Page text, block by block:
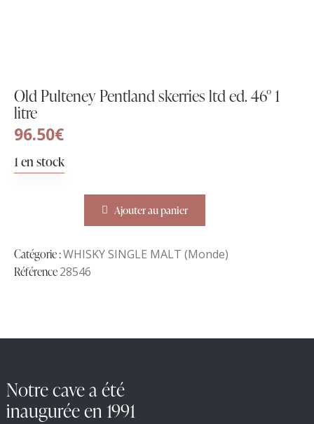
Old Pulteney Pentland skerries ltd ed. 46° 1
litre
96.50€
1 en stock
Ajouter au panier
Catégorie :WHISKY SINGLE MALT (Monde)
Référence28546
Notre cave a été
inaugurée en 1991